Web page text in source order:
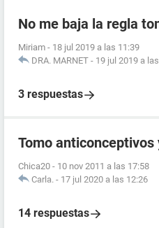
No me baja la regla
Miriam - 18 jul 2019 a las 11:39
DRA. MARNET - 19 jul 2019 a
3 respuestas
Tomo anticonceptivos
Chica20 - 10 nov 2011 a las 17:58
Carla. - 17 jul 2020 a las 12:26
14 respuestas